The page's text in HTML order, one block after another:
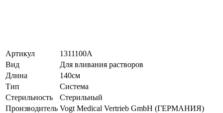
Артикул
1311100A
Вид
Для вливания растворов
Длина
140см
Тип
Система
Стерильность
Стерильный
Производитель Vogt Medical Vertrieb GmbH (ГЕРМАНИЯ)